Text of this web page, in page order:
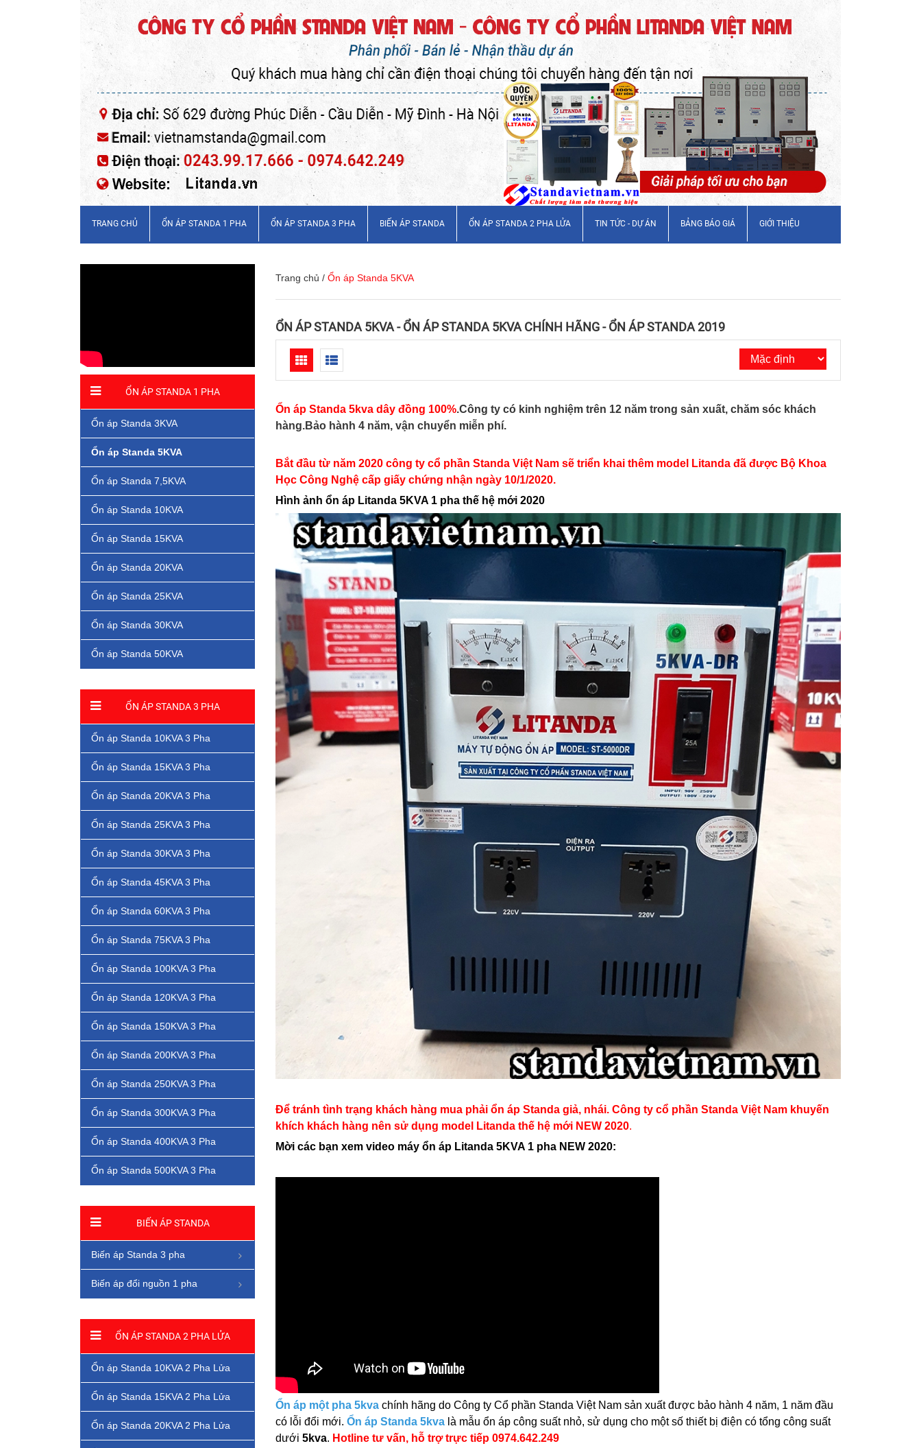
TRANG CHỦ ỔN ÁP STANDA 1 PHA ỔN ÁP STANDA 3 PHA BIẾN ÁP STANDA ỔN ÁP STANDA 2 PHA LỬA TIN TỨC - DỰ ÁN BẢNG BÁO GIÁ GIỚI THIỆU
Trang chủ / Ổn áp Standa 5KVA
ỔN ÁP STANDA 5KVA - ỔN ÁP STANDA 5KVA CHÍNH HÃNG - ỔN ÁP STANDA 2019
Ổn áp Standa 5kva dây đồng 100%.Công ty có kinh nghiệm trên 12 năm trong sản xuất, chăm sóc khách
hàng.Bảo hành 4 năm, vận chuyển miễn phí.
Bắt đầu từ năm 2020 công ty cổ phần Standa Việt Nam sẽ triển khai thêm model Litanda đã được Bộ Khoa
Học Công Nghệ cấp giấy chứng nhận ngày 10/1/2020.
Hình ảnh ổn áp Litanda 5KVA 1 pha thế hệ mới 2020
Để tránh tình trạng khách hàng mua phải ổn áp Standa giả, nhái. Công ty cổ phần Standa Việt Nam khuyến
khích khách hàng nên sử dụng model Litanda thế hệ mới NEW 2020.
Mời các bạn xem video máy ổn áp Litanda 5KVA 1 pha NEW 2020:
Ổn áp một pha 5kva chính hãng do Công ty Cổ phần Standa Việt Nam sản xuất được bảo hành 4 năm, 1 năm đầu
có lỗi đổi mới. Ổn áp Standa 5kva là mẫu ổn áp công suất nhỏ, sử dụng cho một số thiết bị điện có tổng công suất
dưới 5kva. Hotline tư vấn, hỗ trợ trực tiếp 0974.642.249
ỔN ÁP STANDA 1 PHA
Ổn áp Standa 3KVA
Ổn áp Standa 5KVA
Ổn áp Standa 7,5KVA
Ổn áp Standa 10KVA
Ổn áp Standa 15KVA
Ổn áp Standa 20KVA
Ổn áp Standa 25KVA
Ổn áp Standa 30KVA
Ổn áp Standa 50KVA
ỔN ÁP STANDA 3 PHA
Ổn áp Standa 10KVA 3 Pha
Ổn áp Standa 15KVA 3 Pha
Ổn áp Standa 20KVA 3 Pha
Ổn áp Standa 25KVA 3 Pha
Ổn áp Standa 30KVA 3 Pha
Ổn áp Standa 45KVA 3 Pha
Ổn áp Standa 60KVA 3 Pha
Ổn áp Standa 75KVA 3 Pha
Ổn áp Standa 100KVA 3 Pha
Ổn áp Standa 120KVA 3 Pha
Ổn áp Standa 150KVA 3 Pha
Ổn áp Standa 200KVA 3 Pha
Ổn áp Standa 250KVA 3 Pha
Ổn áp Standa 300KVA 3 Pha
Ổn áp Standa 400KVA 3 Pha
Ổn áp Standa 500KVA 3 Pha
BIẾN ÁP STANDA
Biến áp Standa 3 pha
Biến áp đổi nguồn 1 pha
ỔN ÁP STANDA 2 PHA LỬA
Ổn áp Standa 10KVA 2 Pha Lửa
Ổn áp Standa 15KVA 2 Pha Lửa
Ổn áp Standa 20KVA 2 Pha Lửa